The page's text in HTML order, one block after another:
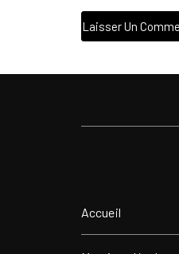
Accueil